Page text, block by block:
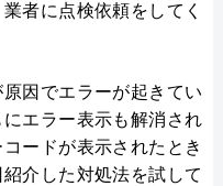
者に点検依頼をしてく
因でエラーが起きてい
エラー表示も解消され
ードが表示されたとき
介した対処法を試して